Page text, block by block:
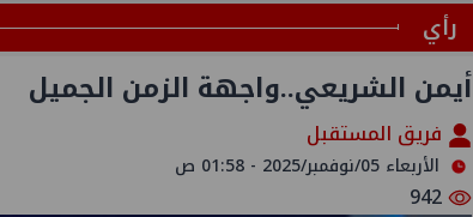
رأي
أيمن الشريعي..واجهة الزمن الجميل
فريق المستقبل
الأربعاء 05/نوفمبر/2025 - 01:58 ص